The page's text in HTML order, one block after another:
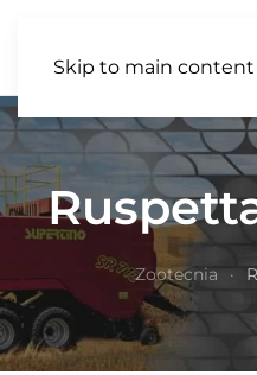
Skip to main content
Zootecnia